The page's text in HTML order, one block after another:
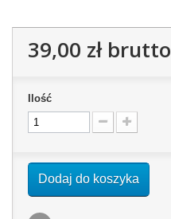
39,00 złbrutto
Ilość
Dodaj do koszyka